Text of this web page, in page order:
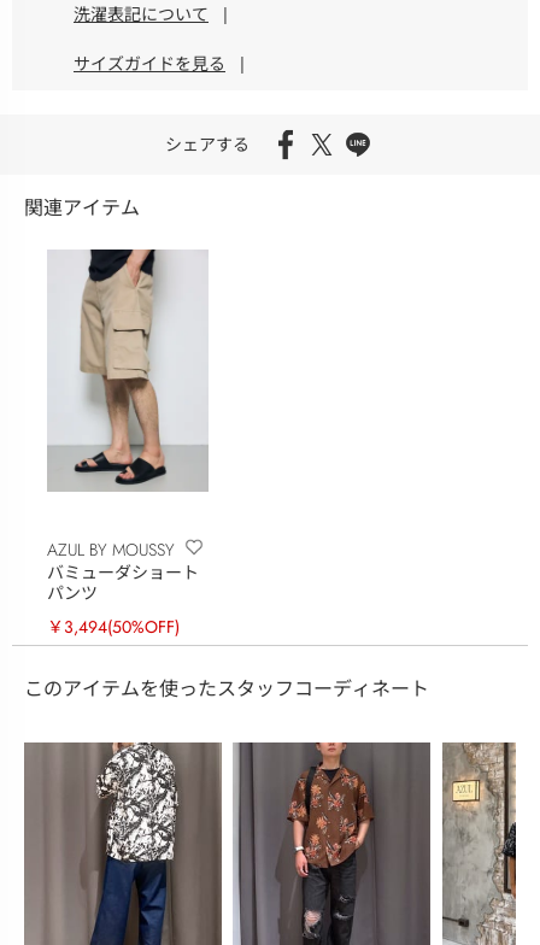
洗濯表記について |
サイズガイドを見る |
シェアする
関連アイテム
AZUL BY MOUSSY
バミューダショート
パンツ
￥3,494(50%OFF)
このアイテムを使ったスタッフコーディネート